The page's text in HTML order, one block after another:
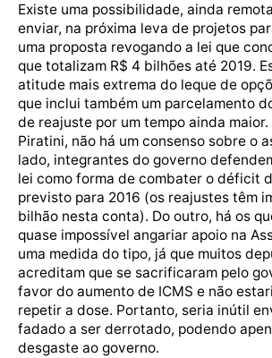
Existe uma possibilidade, ainda
enviar, na próxima leva de projetos
uma proposta revogando a lei que
que totalizam R$ 4 bilhões até 2019.
atitude mais extrema do leque de
que inclui também um parcelamento
de reajuste por um tempo ainda
Piratini, não há um consenso sobre o
lado, integrantes do governo
lei como forma de combater o déficit
previsto para 2016 (os reajustes têm
bilhão nesta conta). Do outro, há os
quase impossível angariar apoio na
uma medida do tipo, já que muitos
acreditam que se sacrificaram pelo
favor do aumento de ICMS e não
repetir a dose. Portanto, seria inútil
fadado a ser derrotado, podendo
desgaste ao governo.